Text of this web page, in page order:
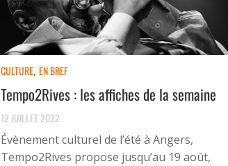
CULTURE, EN BREF
Tempo2Rives : les affiches de la semaine
12 JUILLET 2022
Évènement culturel de l’été à Angers,
Tempo2Rives propose jusqu’au 19 août,